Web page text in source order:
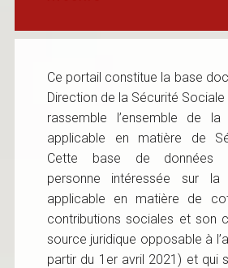
Ce portail constitue la base
Direction de la Sécurité Sociale
rassemble l’ensemble de la
applicable en matière de
Cette base de données
personne intéressée sur la
applicable en matière de
contributions sociales et son
source juridique opposable à
partir du 1er avril 2021) et qui